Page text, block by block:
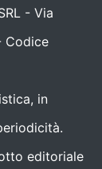
- Via
Codice
in
editoriale